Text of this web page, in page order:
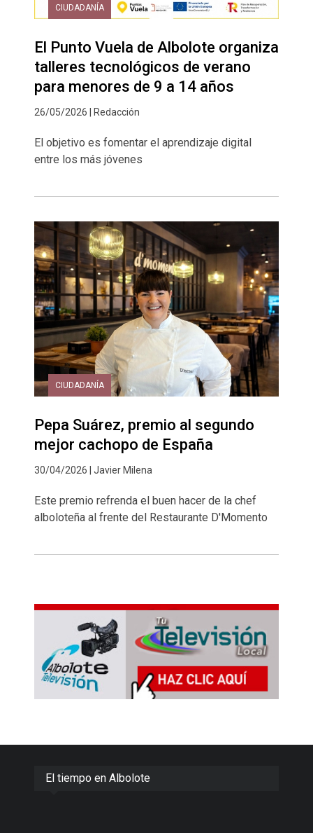
CIUDADANÍA
El Punto Vuela de Albolote organiza
talleres tecnológicos de verano
para menores de 9 a 14 años
26/05/2026 | Redacción
El objetivo es fomentar el aprendizaje digital
entre los más jóvenes
CIUDADANÍA
Pepa Suárez, premio al segundo
mejor cachopo de España
30/04/2026 | Javier Milena
Este premio refrenda el buen hacer de la chef
alboloteña al frente del Restaurante D'Momento
El tiempo en Albolote